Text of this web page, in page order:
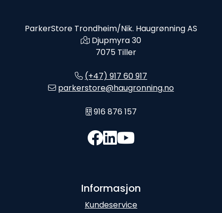
ParkerStore Trondheim/Nik. Haugrønning AS
Djupmyra 30
7075 Tiller
(+47) 917 60 917
parkerstore@haugronning.no
916 876 157
Informasjon
Kundeservice